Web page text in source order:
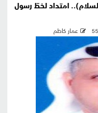
امتداد لخطّ رسول
عمار كاظم